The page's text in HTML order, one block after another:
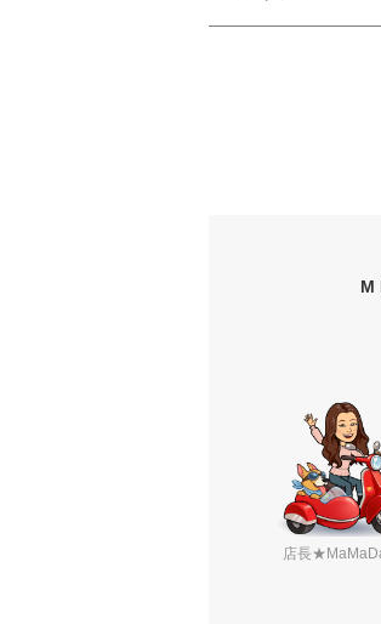
店長